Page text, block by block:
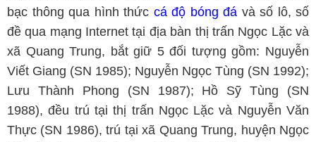
bạc thông qua hình thức cá độ bóng đá và số lô, số
đề qua mạng Internet tại địa bàn thị trấn Ngọc Lặc và
xã Quang Trung, bắt giữ 5 đối tượng gồm: Nguyễn
Viết Giang (SN 1985); Nguyễn Ngọc Tùng (SN 1992);
Lưu Thành Phong (SN 1987); Hồ Sỹ Tùng (SN
1988), đều trú tại thị trấn Ngọc Lặc và Nguyễn Văn
Thực (SN 1986), trú tại xã Quang Trung, huyện Ngọc